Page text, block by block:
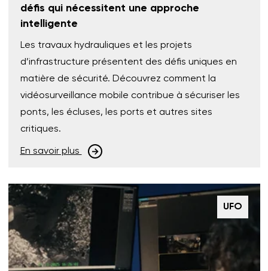
défis qui nécessitent une approche
intelligente
Les travaux hydrauliques et les projets
d’infrastructure présentent des défis uniques en
matière de sécurité. Découvrez comment la
vidéosurveillance mobile contribue à sécuriser les
ponts, les écluses, les ports et autres sites
critiques.
En savoir plus
UFO